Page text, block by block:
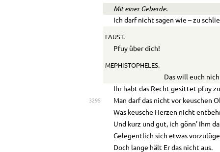
Mit einer Geberde.
Ich darf nicht sagen wie – zu
FAUST.
Pfuy über dich!
MEPHISTOPHELES.
Das will euch
Ihr habt das Recht gesittet pfuy
3295
Man darf das nicht vor keuschen
Was keusche Herzen nicht
Und kurz und gut, ich gönn’ Ihm
Gelegentlich sich etwas
Doch lange hält Er das nicht aus.